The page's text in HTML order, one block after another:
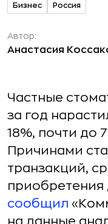
Бизнес Россия
Автор:
Анастасия
Частные
за год
18%, почти до
Причинами
транзакций,
приобретения
сообщил
на данные